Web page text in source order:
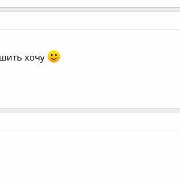
хочу